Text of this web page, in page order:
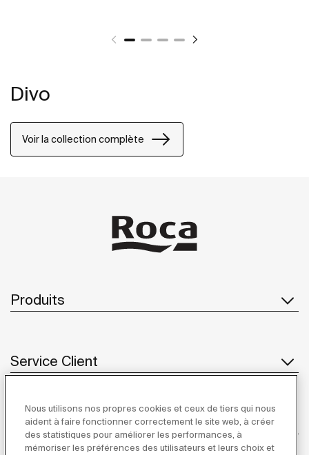
Divo
Voir la collection complète
Produits
Service Client
À propos de Roca
Nous utilisons nos propres cookies et ceux de tiers qui nous
aident à faire fonctionner correctement le site web, à créer
des statistiques pour améliorer les performances, à
mémoriser les préférences des utilisateurs et leurs choix et